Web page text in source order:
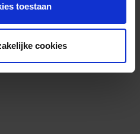
toestaan
cookies